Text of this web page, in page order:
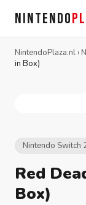
NINTENDO
NintendoPlaza.nl›
in Box)
Nintendo Switch
Red
Box)